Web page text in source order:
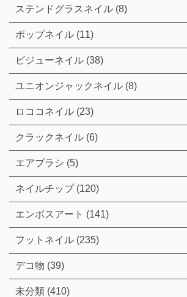
ステンドグラスネイル (8)
ポップネイル (11)
ビジューネイル (38)
ユニオンジャックネイル (8)
ロココネイル (23)
クラックネイル (6)
エアブラシ (5)
ネイルチップ (120)
エンボスアート (141)
フットネイル (235)
デコ物 (39)
未分類 (410)